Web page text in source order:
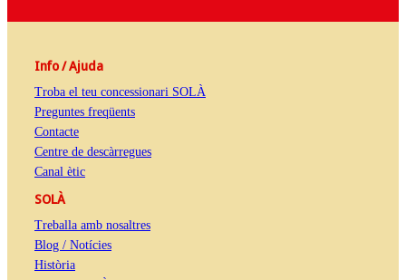
Info / Ajuda
Troba el teu concessionari SOLÀ
Preguntes freqüents
Contacte
Centre de descàrregues
Canal ètic
SOLÀ
Treballa amb nosaltres
Blog / Notícies
Història